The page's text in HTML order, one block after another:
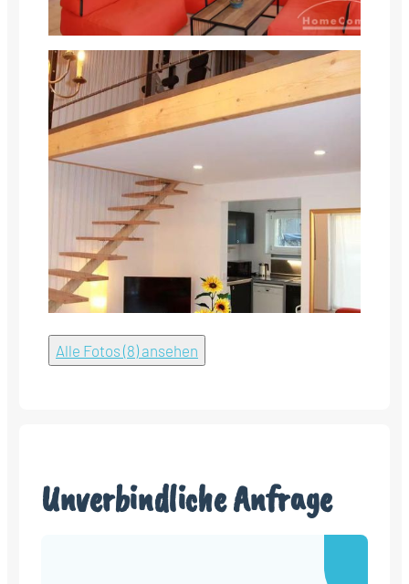
Alle Fotos (8) ansehen
Unverbindliche Anfrage